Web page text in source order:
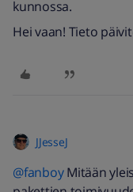
kunnossa.
Hei vaan! Tieto
JJesseJ
@fanboyMitään